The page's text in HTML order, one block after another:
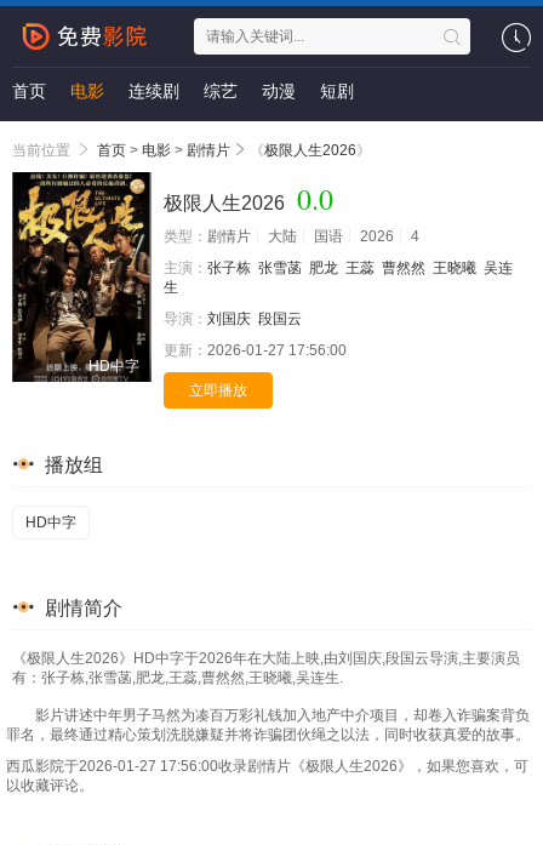
首页 电影 连续剧 综艺 动漫 短剧
当前位置 首页 > 电影 > 剧情片 《极限人生2026》
HD中字
极限人生2026 0.0
类型： 剧情片 大陆 国语 2026
4
主演： 张子栋 张雪菡 肥龙 王蕊 曹然然 王晓曦 吴连
生
导演： 刘国庆 段国云
更新： 2026-01-27 17:56:00
立即播放
播放组
HD中字
剧情简介
《极限人生2026》HD中字于2026年在大陆上映,由刘国庆,段国云导演,主要演员
有：张子栋,张雪菡,肥龙,王蕊,曹然然,王晓曦,吴连生.
影片讲述中年男子马然为凑百万彩礼钱加入地产中介项目，却卷入诈骗案背负
罪名，最终通过精心策划洗脱嫌疑并将诈骗团伙绳之以法，同时收获真爱的故事。
西瓜影院于2026-01-27 17:56:00收录剧情片《极限人生2026》，如果您喜欢，可
以收藏评论。